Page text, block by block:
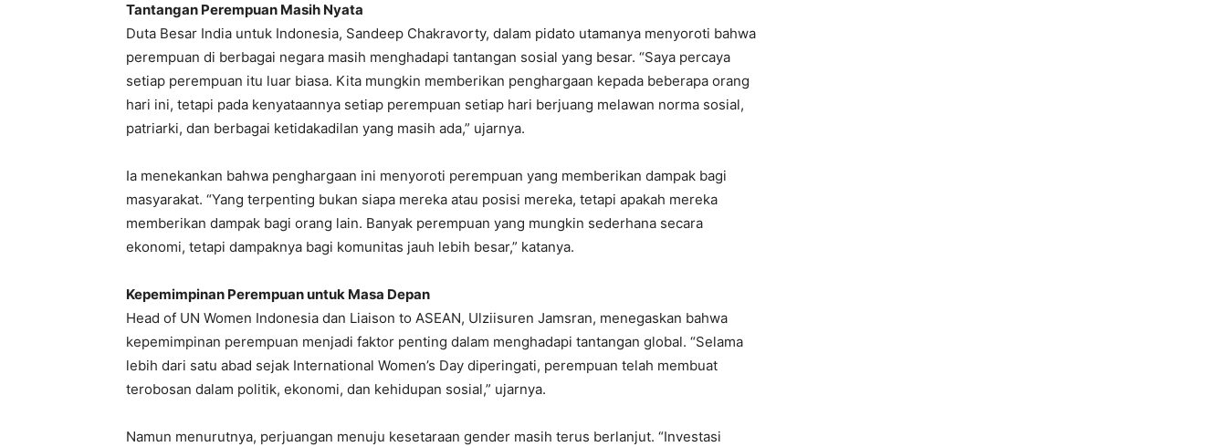
Tantangan Perempuan Masih Nyata
Duta Besar India untuk Indonesia, Sandeep Chakravorty, dalam pidato utamanya menyoroti bahwa
perempuan di berbagai negara masih menghadapi tantangan sosial yang besar. “Saya percaya
setiap perempuan itu luar biasa. Kita mungkin memberikan penghargaan kepada beberapa orang
hari ini, tetapi pada kenyataannya setiap perempuan setiap hari berjuang melawan norma sosial,
patriarki, dan berbagai ketidakadilan yang masih ada,” ujarnya.
Ia menekankan bahwa penghargaan ini menyoroti perempuan yang memberikan dampak bagi
masyarakat. “Yang terpenting bukan siapa mereka atau posisi mereka, tetapi apakah mereka
memberikan dampak bagi orang lain. Banyak perempuan yang mungkin sederhana secara
ekonomi, tetapi dampaknya bagi komunitas jauh lebih besar,” katanya.
Kepemimpinan Perempuan untuk Masa Depan
Head of UN Women Indonesia dan Liaison to ASEAN, Ulziisuren Jamsran, menegaskan bahwa
kepemimpinan perempuan menjadi faktor penting dalam menghadapi tantangan global. “Selama
lebih dari satu abad sejak International Women’s Day diperingati, perempuan telah membuat
terobosan dalam politik, ekonomi, dan kehidupan sosial,” ujarnya.
Namun menurutnya, perjuangan menuju kesetaraan gender masih terus berlanjut. “Investasi